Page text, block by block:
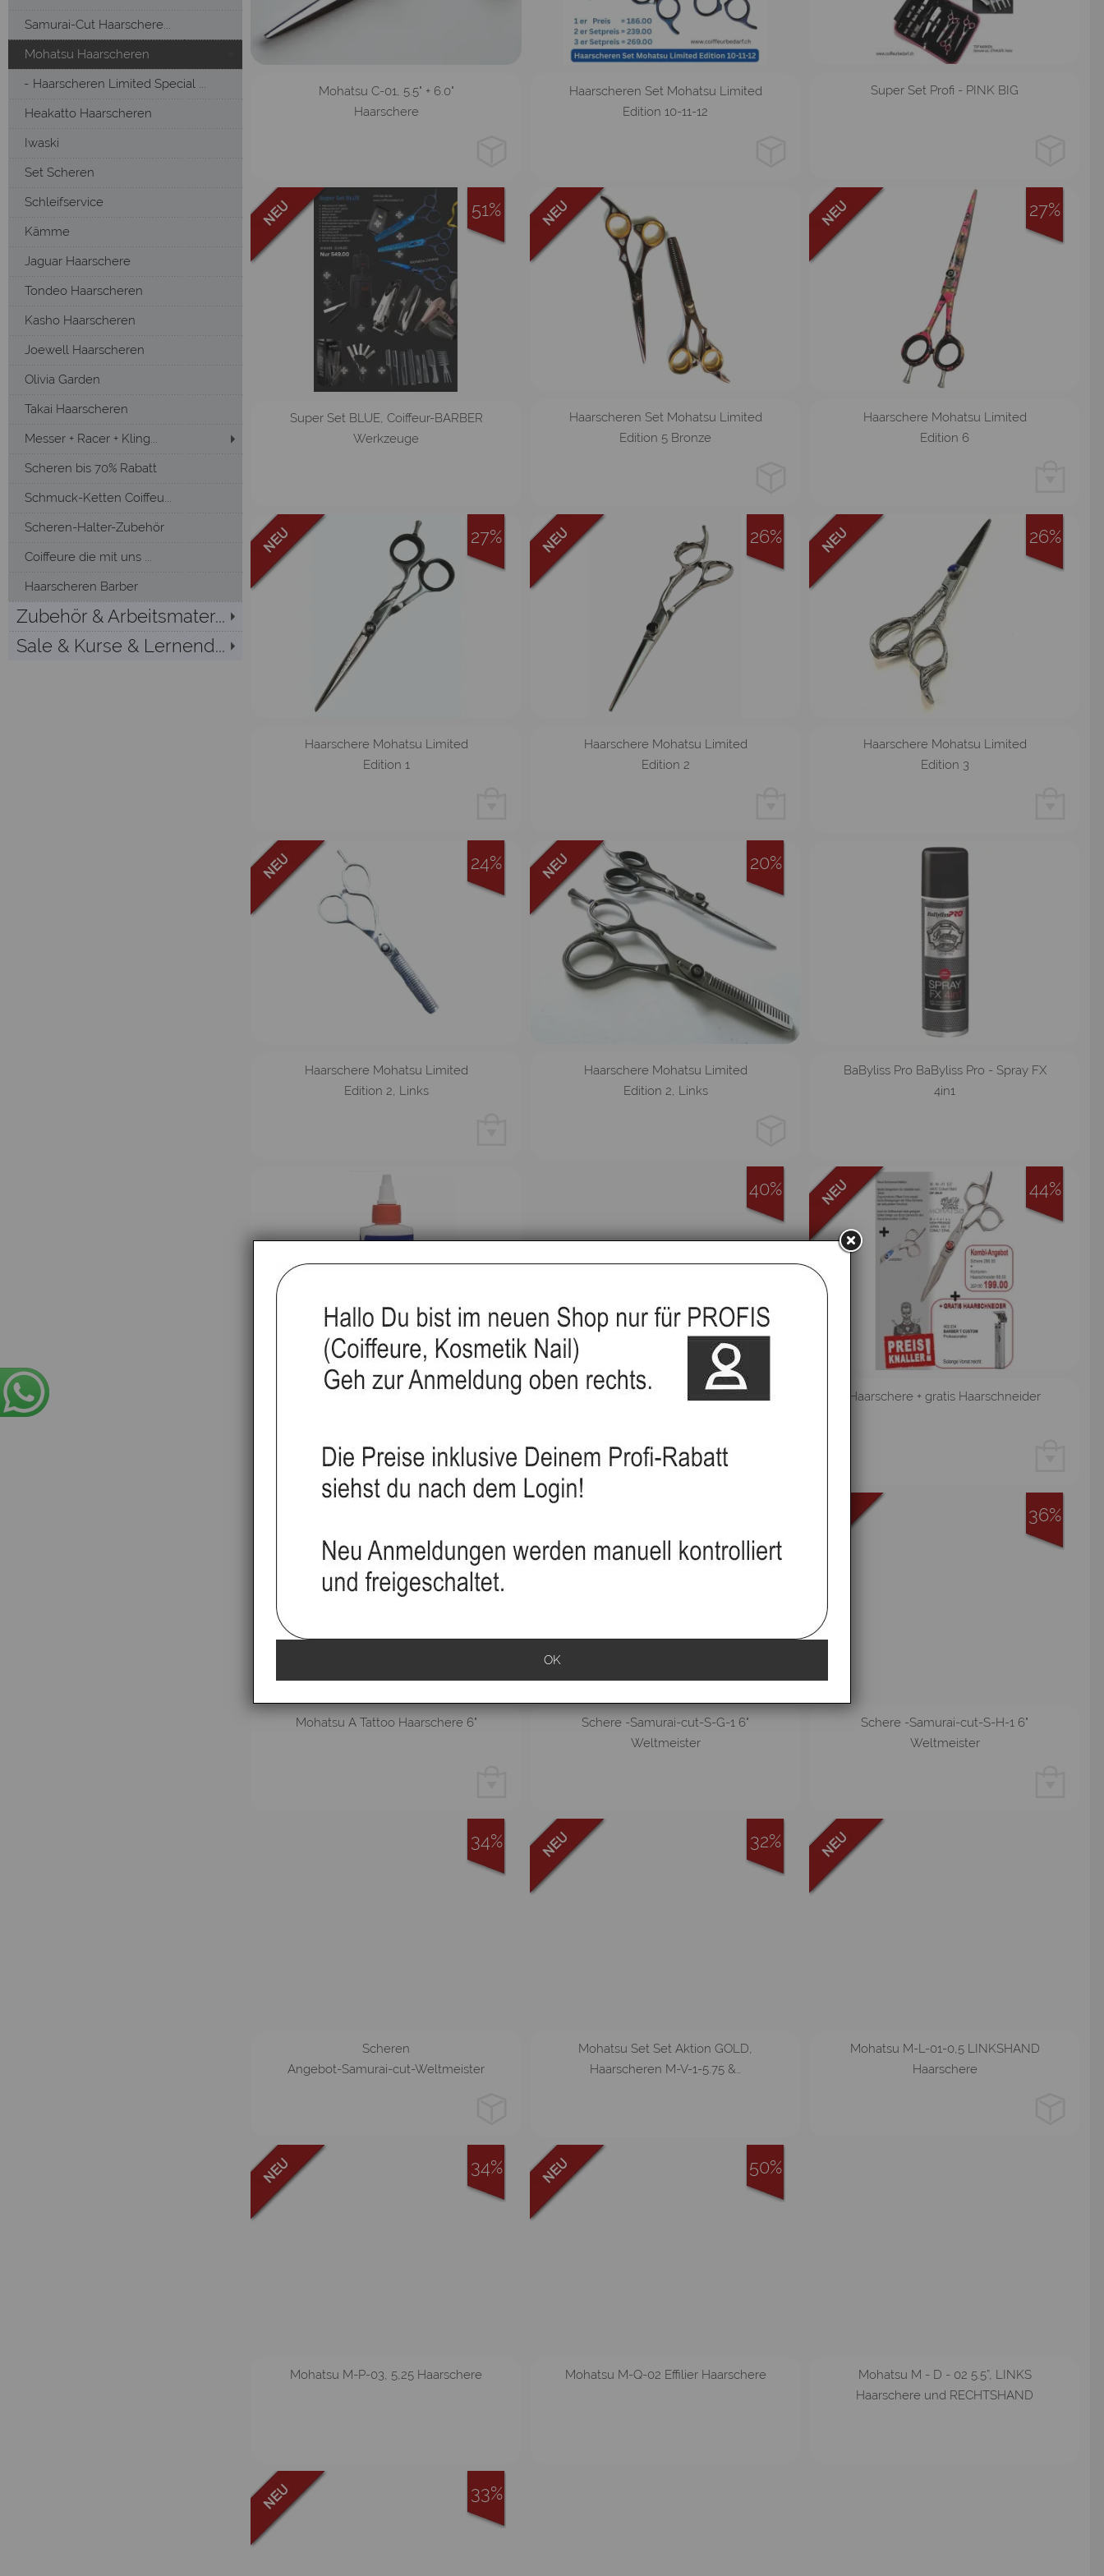
Samurai-Cut Haarschere...
Mohatsu Haarscheren
Haarscheren Limited Special ...
Heakatto Haarscheren
Iwaski
Set Scheren
Schleifservice
Kämme
Jaguar Haarschere
Tondeo Haarscheren
Kasho Haarscheren
Joewell Haarscheren
Olivia Garden
Takai Haarscheren
Messer + Racer + Kling...
Scheren bis 70% Rabatt
Schmuck-Ketten Coiffeu...
Scheren-Halter-Zubehör
Coiffeure die mit uns ...
Haarscheren Barber
Zubehör & Arbeitsmater...
Sale & Kurse & Lernend...
5.5
Mohatsu C-01, 5.5" + 6.0"
Haarschere
2er 3er
Haarscheren Set Mohatsu Limited
Edition 10-11-12
pink blau
Super Set Profi - PINK BIG
Super Set BLUE, Coiffeur-BARBER
Werkzeuge
51%
Haarschere Effilierschere
Haarscheren Set Mohatsu Limited
Edition 5 Bronze
Haarschere Mohatsu Limited
Edition 6
27%
Haarschere Mohatsu Limited
Edition 1
27%
Haarschere Mohatsu Limited
Edition 2
26%
Haarschere Mohatsu Limited
Edition 3
26%
Haarschere Mohatsu Limited
Edition 2, Links
24%
Effilierschere Haarschere
Haarschere Mohatsu Limited
Edition 2, Links
20%
BaByliss Pro BaByliss Pro - Spray FX
4in1
Mohatsu Schere, M-B-04, 5.5"
40%
Haarschere + gratis Haarschneider
44%
Mohatsu A Tattoo Haarschere 6"
Schere -Samurai-cut-S-G-1 6"
Weltmeister
Schere -Samurai-cut-S-H-1 6"
Weltmeister
36%
S-A
Scheren
Angebot-Samurai-cut-Weltmeister
34%
Mohatsu Set Set Aktion GOLD,
Haarscheren M-V-1-5.75 &…
32%
Mohatsu M-L-01-0,5 LINKSHAND
Haarschere
Mohatsu M-P-03, 5,25 Haarschere
34%
Mohatsu M-Q-02 Effilier Haarschere
50%
Mohatsu M - D - 02 5.5”, LINKS
Haarschere und RECHTSHAND
33%
OK